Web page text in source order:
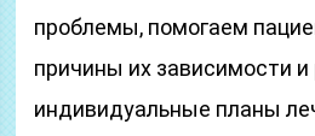
проблемы, помогаем
причины их зависимости
индивидуальные планы